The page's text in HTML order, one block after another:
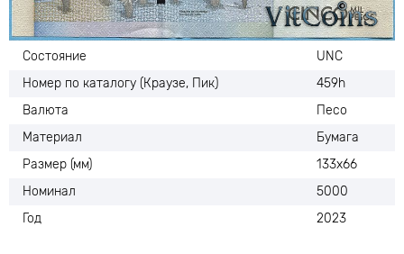
Состояние
UNC
Номер по каталогу (Краузе, Пик)
459h
Валюта
Песо
Материал
Бумага
Размер (мм)
133х66
Номинал
5000
Год
2023